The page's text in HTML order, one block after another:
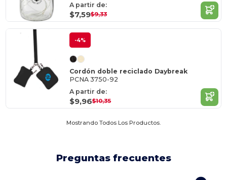
A partir de:
$7,59$9,33
-4%
Cordón doble reciclado Daybreak
PCNA 3750-92
A partir de:
$9,96$10,35
Mostrando Todos Los Productos.
Preguntas frecuentes